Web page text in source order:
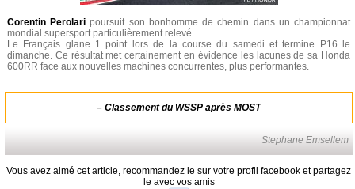
Corentin Perolari poursuit son bonhomme de chemin dans un championnat
mondial supersport particulièrement relevé.
Le Français glane 1 point lors de la course du samedi et termine P16 le
dimanche. Ce résultat met certainement en évidence les lacunes de sa Honda
600RR face aux nouvelles machines concurrentes, plus performantes.
– Classement du WSSP après MOST
Stephane Emsellem
Vous avez aimé cet article, recommandez le sur votre profil facebook et partagez
le avec vos amis